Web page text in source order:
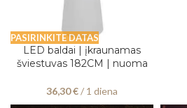
PASIRINKITE DATAS
LED baldai | įkraunamas
šviestuvas 182CM | nuoma
36,30€/ 1 diena